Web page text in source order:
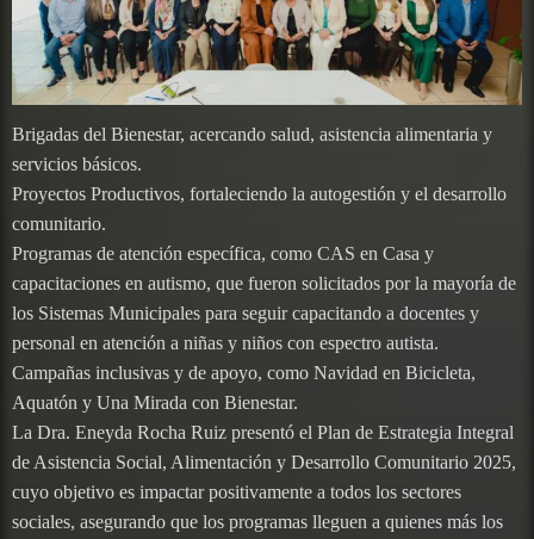
Brigadas del Bienestar, acercando salud, asistencia alimentaria y
servicios básicos.
Proyectos Productivos, fortaleciendo la autogestión y el desarrollo
comunitario.
Programas de atención específica, como CAS en Casa y
capacitaciones en autismo, que fueron solicitados por la mayoría de
los Sistemas Municipales para seguir capacitando a docentes y
personal en atención a niñas y niños con espectro autista.
Campañas inclusivas y de apoyo, como Navidad en Bicicleta,
Aquatón y Una Mirada con Bienestar.
La Dra. Eneyda Rocha Ruiz presentó el Plan de Estrategia Integral
de Asistencia Social, Alimentación y Desarrollo Comunitario 2025,
cuyo objetivo es impactar positivamente a todos los sectores
sociales, asegurando que los programas lleguen a quienes más los